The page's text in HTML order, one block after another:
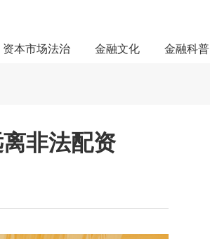
资本市场法治 金融文化 金融科普
非法配资